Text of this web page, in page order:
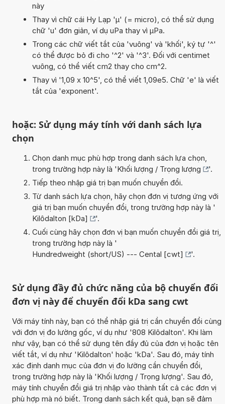
này
Thay vì chữ cái Hy Lạp 'µ' (= micro), có thể sử dụng
chữ 'u' đơn giản, ví dụ uPa thay vì µPa.
Trong các chữ viết tắt của 'vuông' và 'khối', ký tự '^'
có thể được bỏ đi cho '^2' và '^3'. Đối với centimet
vuông, có thể viết cm2 thay cho cm^2.
Thay vì '1,09 x 10^5', có thể viết 1,09e5. Chữ 'e' là viết
tắt của 'exponent'.
hoặc: Sử dụng máy tính với danh sách lựa
chọn
Chọn danh mục phù hợp trong danh sách lựa chọn,
trong trường hợp này là 'Khối lượng / Trọng lượng
'.
Tiếp theo nhập giá trị bạn muốn chuyển đổi.
Từ danh sách lựa chọn, hãy chọn đơn vị tương ứng với
giá trị bạn muốn chuyển đổi, trong trường hợp này là '
Kilôdalton [kDa]
'.
Cuối cùng hãy chọn đơn vị bạn muốn chuyển đổi giá trị,
trong trường hợp này là '
Hundredweight (short/US) --- Cental [cwt]
'.
Sử dụng đầy đủ chức năng của bộ chuyển đổi
đơn vị này để chuyển đổi kDa sang cwt
Với máy tính này, bạn có thể nhập giá trị cần chuyển đổi cùng
với đơn vị đo lường gốc, ví dụ như '808 Kilôdalton'. Khi làm
như vậy, bạn có thể sử dụng tên đầy đủ của đơn vị hoặc tên
viết tắt, ví dụ như 'Kilôdalton' hoặc 'kDa'. Sau đó, máy tính
xác định danh mục của đơn vị đo lường cần chuyển đổi,
trong trường hợp này là 'Khối lượng / Trọng lượng'. Sau đó,
máy tính chuyển đổi giá trị nhập vào thành tất cả các đơn vị
phù hợp mà nó biết. Trong danh sách kết quả, bạn sẽ đảm